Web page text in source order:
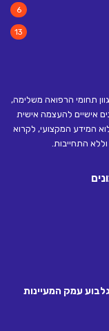
6
13
תחומי הרפואה משלימה,
אישיים להעצמה אישית
המידע המקצועי, לקרוא
התחייבות.
גלבוע עמק המעיינות